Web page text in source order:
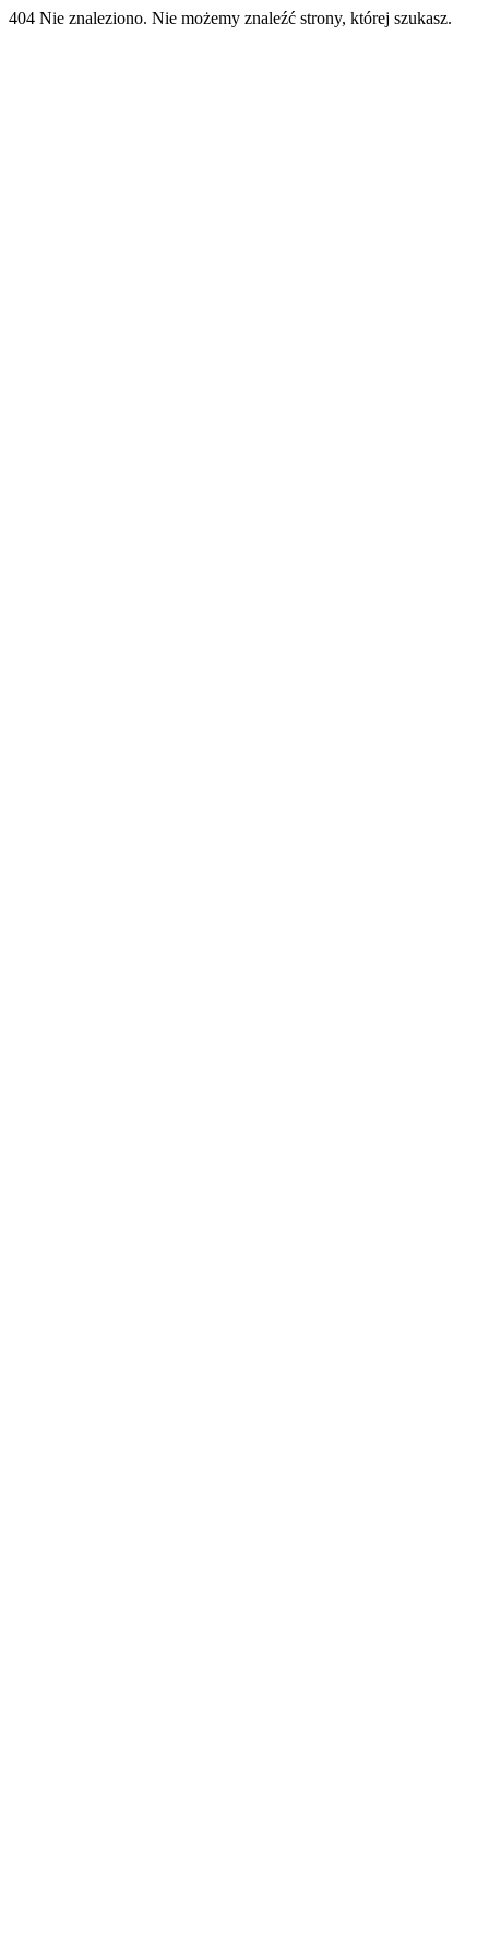
404 Nie znaleziono. Nie możemy znaleźć strony, której szukasz.